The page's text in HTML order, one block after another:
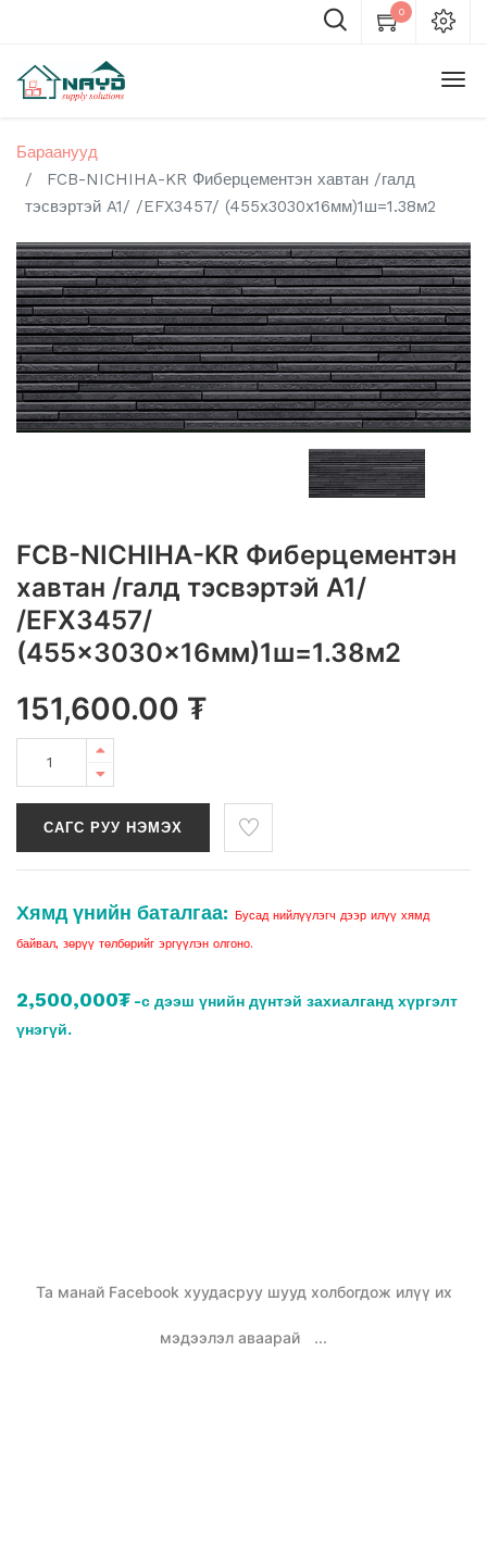
0
Бараанууд
FCB-NICHIHA-KR Фиберцементэн хавтан /галд
тэсвэртэй A1/ /EFX3457/ (455x3030x16мм)1ш=1.38м2
FCB-NICHIHA-KR Фиберцементэн
хавтан /галд тэсвэртэй A1/
/EFX3457/
(455x3030x16мм)1ш=1.38м2
151,600.00 ₮
САГС РУУ НЭМЭХ
Хямд үнийн баталгаа: Бусад нийлүүлэгч дээр илүү хямд
байвал, зөрүү төлбөрийг эргүүлэн олгоно.
2,500,000₮ -с дээш үнийн дүнтэй захиалганд хүргэлт
үнэгүй.
Та манай Facebook хуудасруу шууд холбогдож илүү их
мэдээлэл аваарай ...